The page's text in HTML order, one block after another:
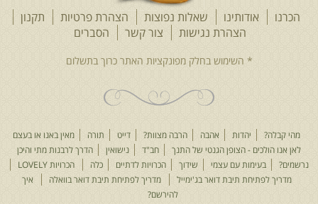
הכרנו אודותינו שאלות נפוצות הצהרת פרטיות
תקנון
הצהרת נגישות
צור קשר הסברים
מהי קבלה? יהדות אהבה הרבה מצוות? דייט תורה
מאין באנו או בעצם
לאן אנו הולכים - הצופן הגנטי של התנך
חב"ד נישואין
הדרך לרבנות מתי והיכן
נרשמים?
בעימות עם עצמי שידוך הכרויות לדתיים כלה
הכרויות LOVELY
מדריך לפתיחת תיבת דואר בג'ימייל
מדריך לפתיחת תיבת דואר בוואלה
איך
להירשם?